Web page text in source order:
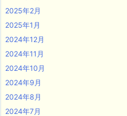
2025年2月
2025年1月
2024年12月
2024年11月
2024年10月
2024年9月
2024年8月
2024年7月